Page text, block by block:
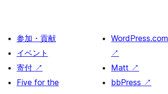
参加・貢献
イベント
寄付 ↗
Five for the
WordPress.com
↗
Matt ↗
bbPress ↗